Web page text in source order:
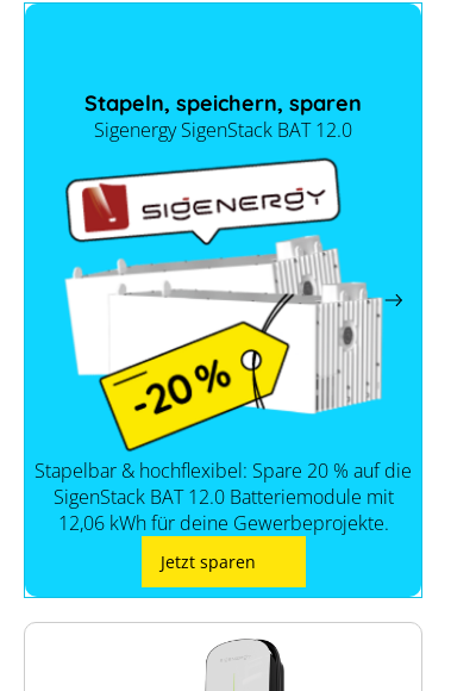
Stapeln, speichern, sparen
Sigenergy SigenStack BAT 12.0
Stapelbar & hochflexibel: Spare 20 % auf die
SigenStack BAT 12.0 Batteriemodule mit
12,06 kWh für deine Gewerbeprojekte.
Jetzt sparen